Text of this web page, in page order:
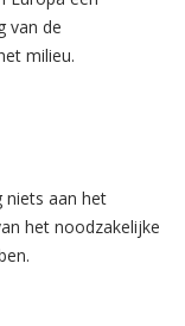
van de
milieu.
niets aan het
het noodzakelijke